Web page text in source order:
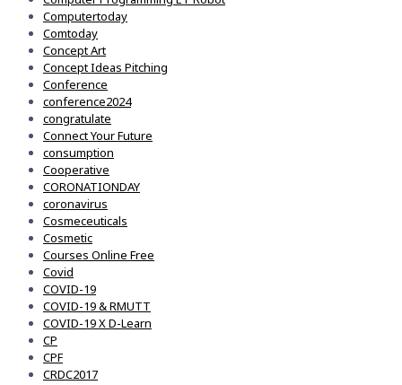
Computertoday
Comtoday
Concept Art
Concept Ideas Pitching
Conference
conference2024
congratulate
Connect Your Future
consumption
Cooperative
CORONATIONDAY
coronavirus
Cosmeceuticals
Cosmetic
Courses Online Free
Covid
COVID-19
COVID-19 & RMUTT
COVID-19 X D-Learn
CP
CPF
CRDC2017